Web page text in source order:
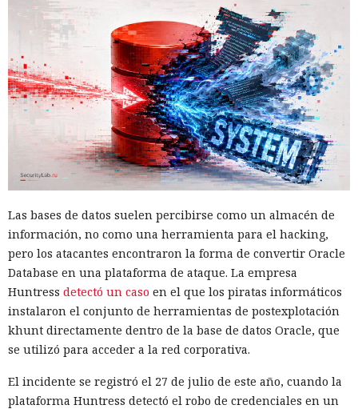
Las bases de datos suelen percibirse como un almacén de
información, no como una herramienta para el hacking,
pero los atacantes encontraron la forma de convertir Oracle
Database en una plataforma de ataque. La empresa
Huntress detectó un caso en el que los piratas informáticos
instalaron el conjunto de herramientas de postexplotación
khunt directamente dentro de la base de datos Oracle, que
se utilizó para acceder a la red corporativa.
El incidente se registró el 27 de julio de este año, cuando la
plataforma Huntress detectó el robo de credenciales en un